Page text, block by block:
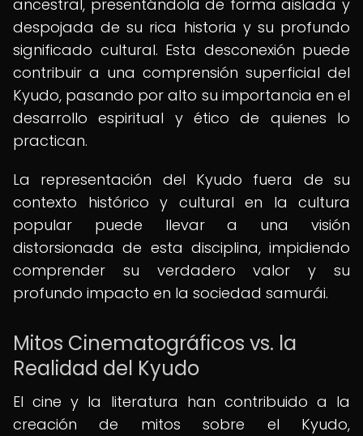
ancestral, presentándola de forma aislada y
despojada de su rica historia y su profundo
significado cultural. Esta desconexión puede
contribuir a una comprensión superficial del
Kyudo, pasando por alto su importancia en el
desarrollo espiritual y ético de quienes lo
practican.
La representación del Kyudo fuera de su
contexto histórico y cultural en la cultura
popular puede llevar a una visión
distorsionada de esta disciplina, impidiendo
comprender su verdadero valor y su
profundo impacto en la sociedad samurái.
Mitos Cinematográficos vs. la
Realidad del Kyudo
El cine y la literatura han contribuido a la
creación de mitos sobre el Kyudo,